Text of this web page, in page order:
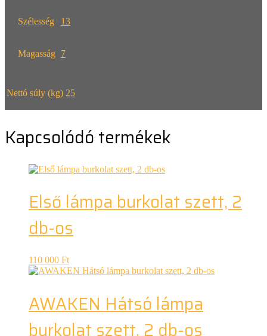
Szélesség 13
Magasság 7
Nettó súly (kg) 25
Kapcsolódó termékek
Első lámpa burkolat szett, 2
db-os
110 000 Ft
AWAKEN Hátsó lámpa
burkolat szett, 2 db-os